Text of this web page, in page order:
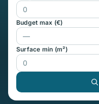
Budget max (€)
Surface min (m²)